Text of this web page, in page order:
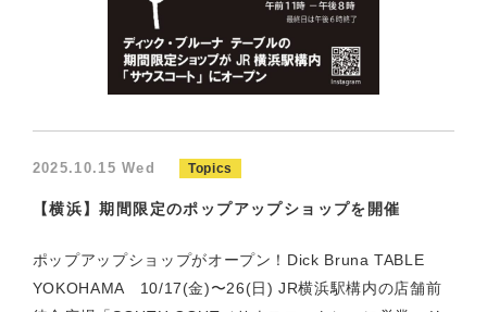
2025.10.15 Wed Topics
【横浜】期間限定のポップアップショップを開催
ポップアップショップがオープン！Dick Bruna TABLE
YOKOHAMA 10/17(金)〜26(日) JR横浜駅構内の店舗前